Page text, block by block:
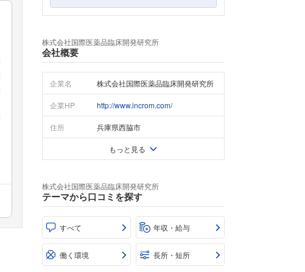
株式会社国際医薬品臨床開発研究所
会社概要
企業名 株式会社国際医薬品臨床開発研究所
企業HP http://www.incrom.com/
住所 兵庫県西脇市
もっと見る
株式会社国際医薬品臨床開発研究所
テーマから口コミを探す
すべて 年収・給与
働く環境 長所・短所